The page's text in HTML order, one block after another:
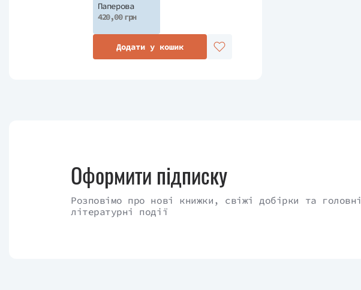
Паперова
420,00 грн
Додати у кошик
Оформити підписку
Розповімо про нові книжки, свіжі добірки та головні
літературні події